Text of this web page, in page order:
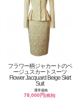
フラワー柄ジャカートのベ
ージュスカートスーツ
Flower Jacquard Beige Skirt
Suit
通常価格
78,000円(税別)